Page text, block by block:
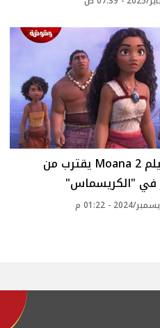
بـ الأرقام.. فيلم Moana 2 يقترب من
في "الكريسماس"